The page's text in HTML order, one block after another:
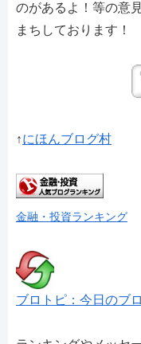
のがあるよ！等の意
まちしております！
↑にほんブログ村
金融・投資ランキング
ブロトピ：今日のブ